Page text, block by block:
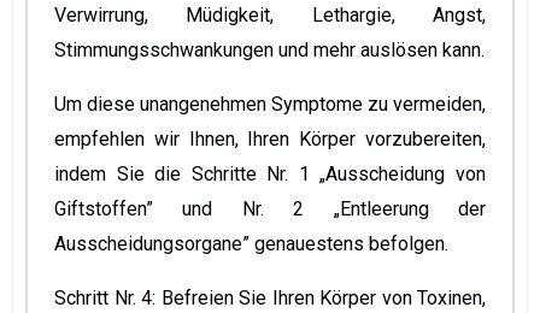
Verwirrung, Müdigkeit, Lethargie, Angst,
Stimmungsschwankungen und mehr auslösen kann.
Um diese unangenehmen Symptome zu vermeiden,
empfehlen wir Ihnen, Ihren Körper vorzubereiten,
indem Sie die Schritte Nr. 1 „Ausscheidung von
Giftstoffen” und Nr. 2 „Entleerung der
Ausscheidungsorgane” genauestens befolgen.
Schritt Nr. 4: Befreien Sie Ihren Körper von Toxinen,